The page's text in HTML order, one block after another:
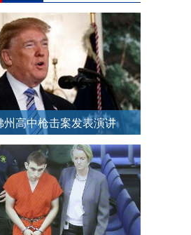
州高中枪击案发表演讲